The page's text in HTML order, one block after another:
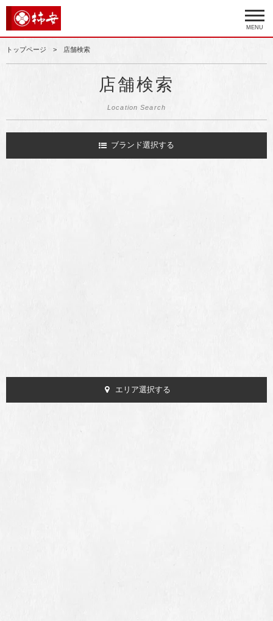
MENU
トップページ 店舗検索
店舗検索
Location Search
ブランド選択する
エリア選択する